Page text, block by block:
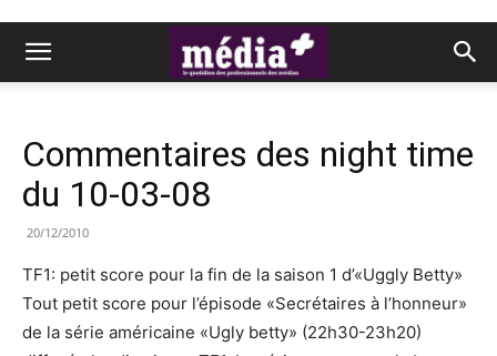
Commentaires des night time
du 10-03-08
20/12/2010
TF1: petit score pour la fin de la saison 1 d’«Uggly Betty»
Tout petit score pour l’épisode «Secrétaires à l’honneur»
de la série américaine «Ugly betty» (22h30-23h20)